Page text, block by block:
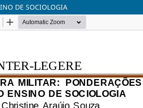
DE SOCIOLOGIA